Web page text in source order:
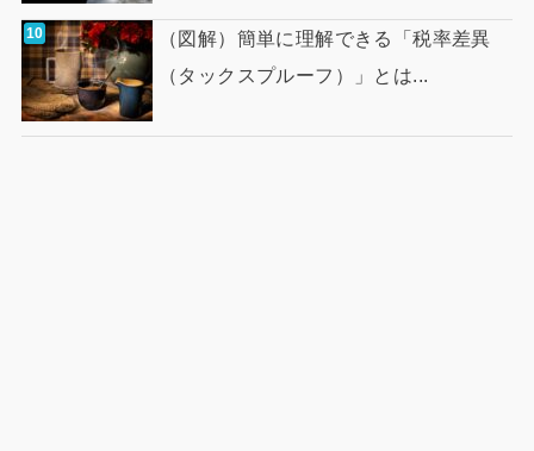
（図解）簡単に理解できる「税率差異
（タックスプルーフ）」とは...